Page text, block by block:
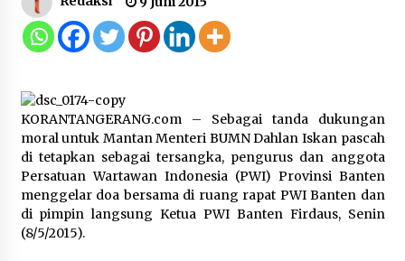
Kemnaker Siapkan Regulasi
Ketenagakerjaan yang Selaras
dengan Tantangan Dunia Kerja
Gebyar Lomba 17 Agustus RSUD
Tigaraksa, Semarakkan HUT RI
dengan Nuansa Kebersamaan
7 Agustus 2026
KORANTANGERANG.com – Sebagai tanda dukungan
moral untuk Mantan Menteri BUMN Dahlan Iskan pascah
di tetapkan sebagai tersangka, pengurus dan anggota
Persatuan Wartawan Indonesia (PWI) Provinsi Banten
menggelar doa bersama di ruang rapat PWI Banten dan
di pimpin langsung Ketua PWI Banten Firdaus, Senin
(8/5/2015).